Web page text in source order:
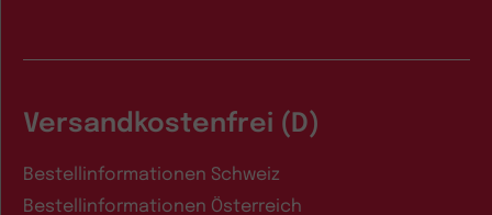
Versandkostenfrei (D)
Bestellinformationen Schweiz
Bestellinformationen Österreich